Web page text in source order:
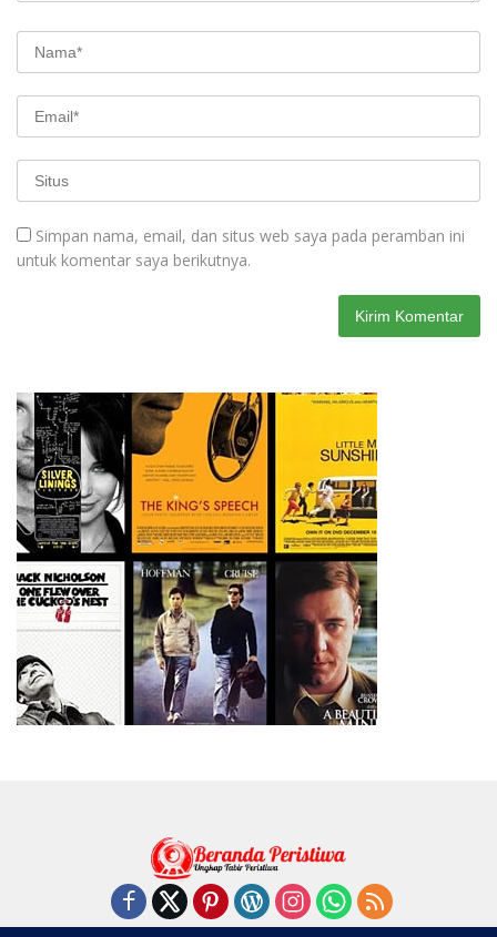
Simpan nama, email, dan situs web saya pada peramban ini
untuk komentar saya berikutnya.